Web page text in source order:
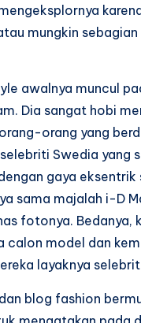
mungkin
awalnya muncul
Dia sangat hobi
orang yang
Swedia yang
gaya
sama majalah i-D
fotonya. Bedanya,
calon model dan
layaknya
blog fashion